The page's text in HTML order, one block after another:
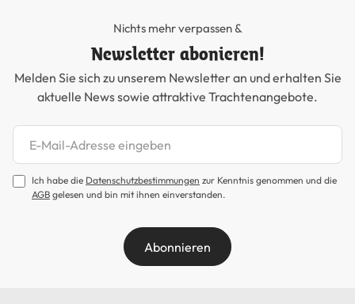
Nichts mehr verpassen &
Newsletter abonieren!
Melden Sie sich zu unserem Newsletter an und erhalten Sie
aktuelle News sowie attraktive Trachtenangebote.
Newsletter abonnieren
Ich habe die Datenschutzbestimmungen zur Kenntnis genommen und die
AGB gelesen und bin mit ihnen einverstanden.
Abonnieren